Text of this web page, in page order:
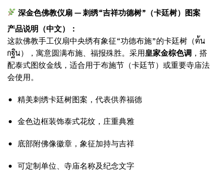
深金色佛教仪扇 — 刺绣“吉祥功德树”（卡廷树）图案
产品说明（中文）：
这款佛教手工仪扇中央绣有象征“功德布施”的卡廷树（ต้น
กฐิน），寓意圆满布施、福报殊胜。采用皇家金棕色调 ，搭
配泰式图纹金线，适合用于布施节（卡廷节）或重要寺庙法
会使用。
精美刺绣卡廷树图案，代表供养福德
金色边框装饰泰式花纹，庄重典雅
底部附佛像徽章，象征加持与吉祥
可定制单位、寺庙名称及纪念文字